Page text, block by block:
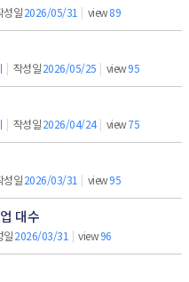
성일2026/05/31 | view89
| 작성일2026/05/25 | view95
| 작성일2026/04/24 | view75
성일2026/03/31 | view95
대수
일2026/03/31 | view96